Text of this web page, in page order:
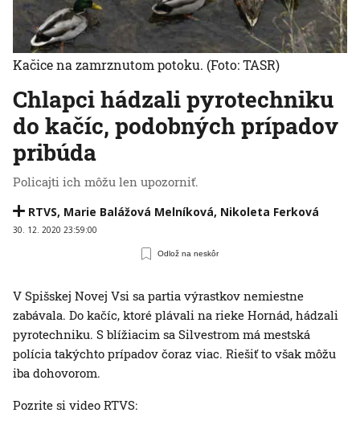
Chlapci hádzali pyrotechniku
do kačíc, podobných prípadov
pribúda
Policajti ich môžu len upozorniť.
RTVS, Marie Balážová Melníková, Nikoleta Ferková
30. 12. 2020 23:59:00
Odlož na neskôr
Kačice na zamrznutom potoku. (Foto: TASR)
V Spišskej Novej Vsi sa partia výrastkov nemiestne
zabávala. Do kačíc, ktoré plávali na rieke Hornád, hádzali
pyrotechniku. S blížiacim sa Silvestrom má mestská
polícia takýchto prípadov čoraz viac. Riešiť to však môžu
iba dohovorom.
Pozrite si video RTVS: